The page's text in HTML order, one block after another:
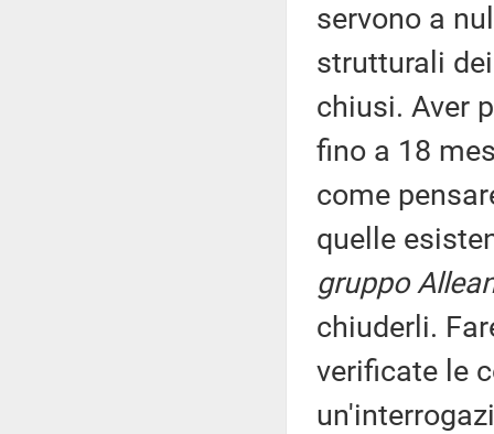
servono a
strutturali
chiusi. Aver
fino a 18
come
quelle
gruppo
chiuderli.
verificate le